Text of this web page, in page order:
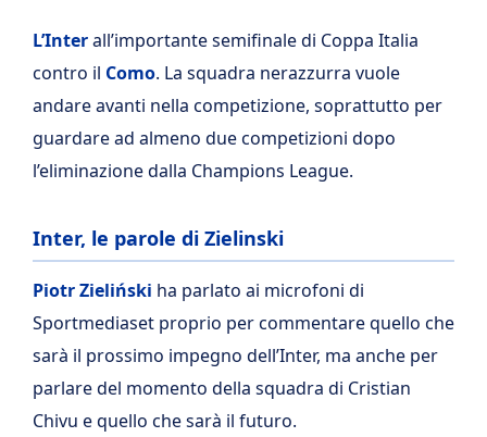
L’Interall’importante semifinale di Coppa Italia
contro il Como. La squadra nerazzurra vuole
andare avanti nella competizione, soprattutto per
guardare ad almeno due competizioni dopo
l’eliminazione dalla Champions League.
Inter, le parole di Zielinski
Piotr Zieliński ha parlato ai microfoni di
Sportmediaset proprio per commentare quello che
sarà il prossimo impegno dell’Inter, ma anche per
parlare del momento della squadra di Cristian
Chivu e quello che sarà il futuro.